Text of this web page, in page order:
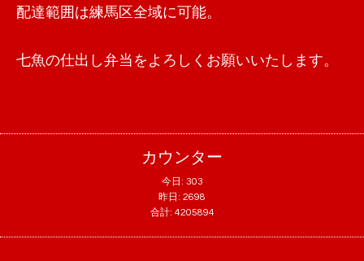
配達範囲は練馬区全域に可能。
七魚の仕出し弁当をよろしくお願いいたします。
カウンター
今日: 303
昨日: 2698
合計: 4205894